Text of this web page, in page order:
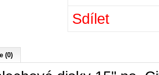
Sdílet
(0)